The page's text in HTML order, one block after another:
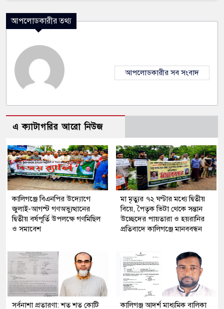
আপলোডকারীর তথ্য
আপলোডকারীর সব সংবাদ
এ ক্যাটাগরির আরো নিউজ
কালিগঞ্জে বিএনপির উদ্যোগে
জুলাই-আগস্ট গণঅভ্যুত্থানের
দ্বিতীয় বর্ষপূর্তি উপলক্ষে গণমিছিল
ও সমাবেশ
মা মৃত্যুর ৭২ ঘণ্টার মধ্যে দ্বিতীয়
বিয়ে, পৈতৃক ভিটা থেকে সন্তান
উচ্ছেদের পায়তারা ও হয়রানির
প্রতিবাদে কালিগঞ্জে মানববন্ধন
সর্বনাশা প্রতারণা: শত শত কোটি কালিগঞ্জ আদর্শ মাধ্যমিক বালিকা